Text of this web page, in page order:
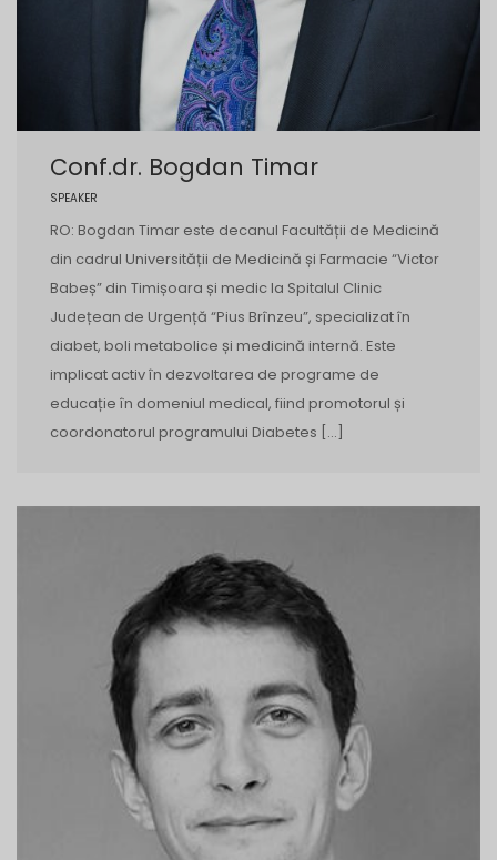
Conf.dr. Bogdan Timar
SPEAKER
RO: Bogdan Timar este decanul Facultății de Medicină
din cadrul Universității de Medicină și Farmacie “Victor
Babeș” din Timișoara și medic la Spitalul Clinic
Județean de Urgență “Pius Brînzeu”, specializat în
diabet, boli metabolice și medicină internă. Este
implicat activ în dezvoltarea de programe de
educație în domeniul medical, fiind promotorul și
coordonatorul programului Diabetes […]